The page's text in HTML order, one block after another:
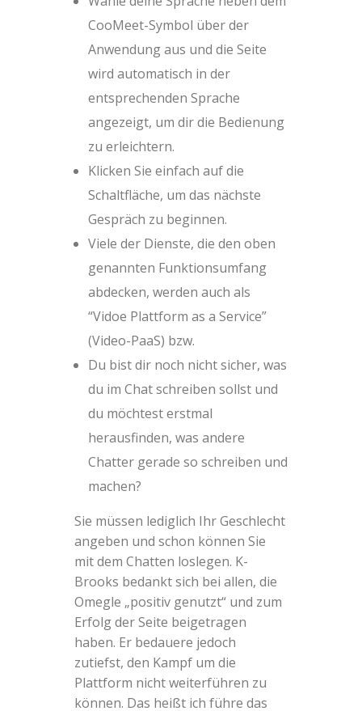
CooMeet-Symbol über der
Anwendung aus und die Seite
wird automatisch in der
entsprechenden Sprache
angezeigt, um dir die Bedienung
zu erleichtern.
Klicken Sie einfach auf die
Schaltfläche, um das nächste
Gespräch zu beginnen.
Viele der Dienste, die den oben
genannten Funktionsumfang
abdecken, werden auch als
“Vidoe Plattform as a Service”
(Video-PaaS) bzw.
Du bist dir noch nicht sicher, was
du im Chat schreiben sollst und
du möchtest erstmal
herausfinden, was andere
Chatter gerade so schreiben und
machen?
Sie müssen lediglich Ihr Geschlecht
angeben und schon können Sie
mit dem Chatten loslegen. K-
Brooks bedankt sich bei allen, die
Omegle „positiv genutzt“ und zum
Erfolg der Seite beigetragen
haben. Er bedauere jedoch
zutiefst, den Kampf um die
Plattform nicht weiterführen zu
können. Das heißt ich führe das